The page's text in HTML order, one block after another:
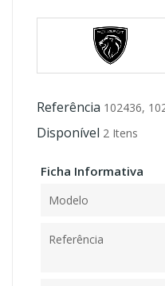
Referência 102436,
Disponível 2 Itens
Ficha Informativa
Modelo
Referência